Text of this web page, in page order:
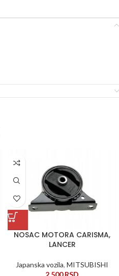
NOSAC MOTORA CARISMA,
LANCER
Japanska vozila, MITSUBISHI